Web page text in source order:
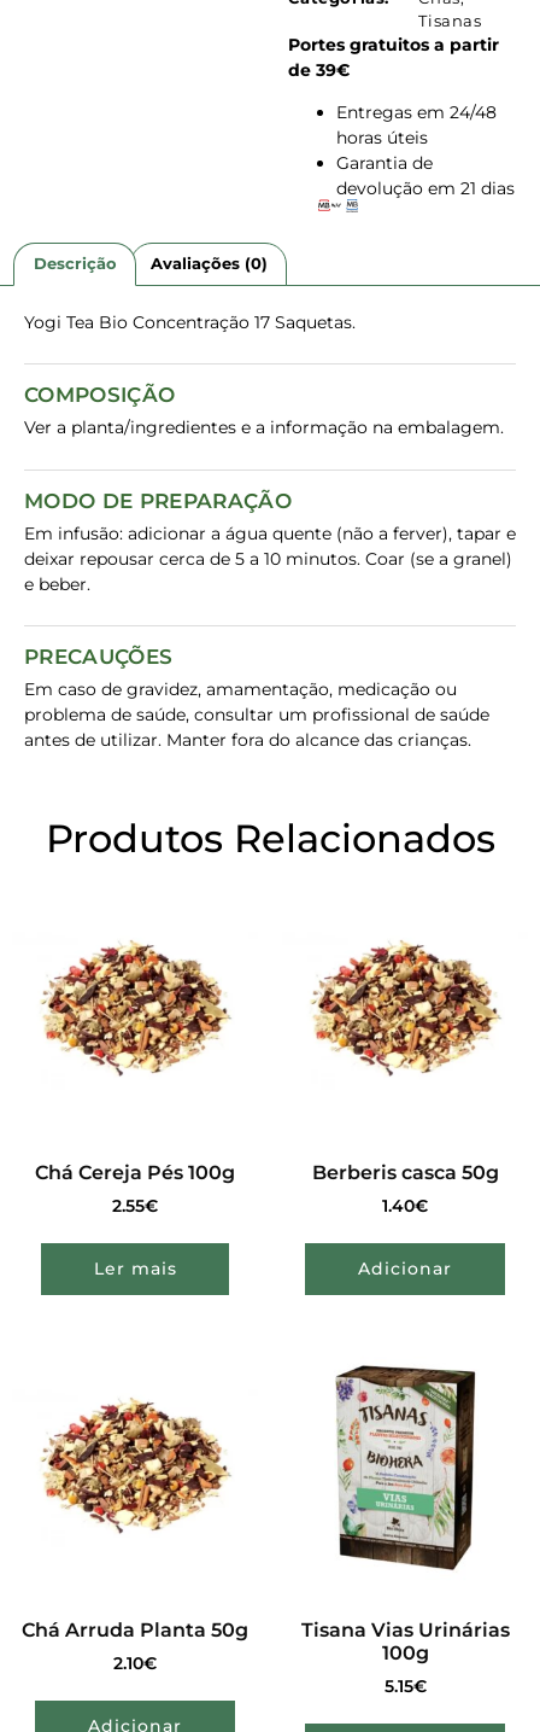
Tisanas
Portes gratuitos a partir
de 39€
Entregas em 24/48
horas úteis
Garantia de
devolução em 21 dias
Descrição Avaliações (0)
Yogi Tea Bio Concentração 17 Saquetas.
COMPOSIÇÃO
Ver a planta/ingredientes e a informação na embalagem.
MODO DE PREPARAÇÃO
Em infusão: adicionar a água quente (não a ferver), tapar e
deixar repousar cerca de 5 a 10 minutos. Coar (se a granel)
e beber.
PRECAUÇÕES
Em caso de gravidez, amamentação, medicação ou
problema de saúde, consultar um profissional de saúde
antes de utilizar. Manter fora do alcance das crianças.
Produtos Relacionados
Chá Cereja Pés 100g
2.55€
Ler mais
Berberis casca 50g
1.40€
Adicionar
Chá Arruda Planta 50g
2.10€
Adicionar
Tisana Vias Urinárias
100g
5.15€